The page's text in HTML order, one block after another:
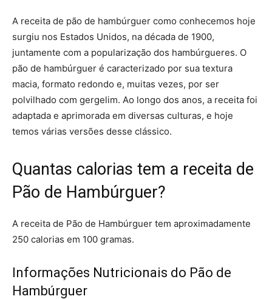
A receita de pão de hambúrguer como conhecemos hoje
surgiu nos Estados Unidos, na década de 1900,
juntamente com a popularização dos hambúrgueres. O
pão de hambúrguer é caracterizado por sua textura
macia, formato redondo e, muitas vezes, por ser
polvilhado com gergelim. Ao longo dos anos, a receita foi
adaptada e aprimorada em diversas culturas, e hoje
temos várias versões desse clássico.
Quantas calorias tem a receita de
Pão de Hambúrguer?
A receita de Pão de Hambúrguer tem aproximadamente
250 calorias em 100 gramas.
Informações Nutricionais do Pão de
Hambúrguer